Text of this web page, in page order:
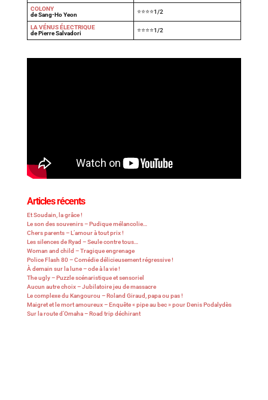
COLONY
de Sang-Ho Yeon
⭐⭐⭐⭐1/2
LA VÉNUS ÉLECTRIQUE
de Pierre Salvadori
⭐⭐⭐⭐1/2
Articles récents
Et Soudain, la grâce !
Le son des souvenirs – Pudique mélancolie…
Chers parents – L’amour à tout prix !
Les silences de Ryad – Seule contre tous…
Woman and child – Tragique engrenage
Police Flash 80 – Comédie délicieusement régressive !
À demain sur la lune – ode à la vie !
The ugly – Puzzle scénaristique et sensoriel
Aucun autre choix – Jubilatoire jeu de massacre
Le complexe du Kangourou – Roland Giraud, papa ou pas !
Maigret et le mort amoureux – Enquête « pipe au bec » pour Denis Podalydès
Sur la route d’Omaha – Road trip déchirant